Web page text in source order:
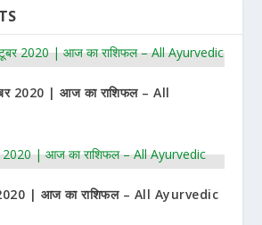
2020 | आज का राशिफल – All
2020 | आज का राशिफल – All Ayurvedic